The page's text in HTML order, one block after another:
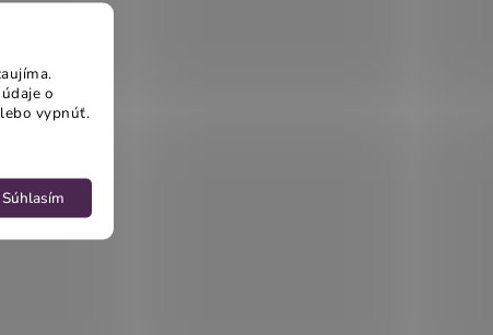
o
vypnúť.
Súhlasím